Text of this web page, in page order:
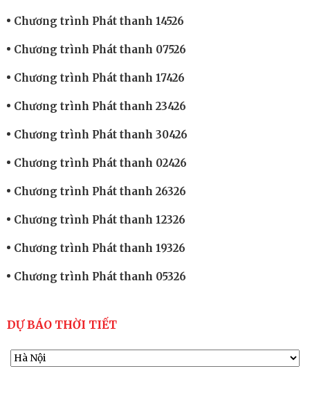
Chương trình Phát thanh 14526
Chương trình Phát thanh 07526
Chương trình Phát thanh 17426
Chương trình Phát thanh 23426
Chương trình Phát thanh 30426
Chương trình Phát thanh 02426
Chương trình Phát thanh 26326
Chương trình Phát thanh 12326
Chương trình Phát thanh 19326
Chương trình Phát thanh 05326
DỰ BÁO THỜI TIẾT